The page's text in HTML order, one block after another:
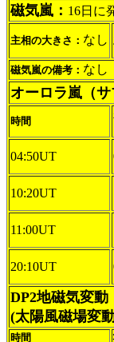
磁気嵐： 16日に
主相の大きさ： なし
磁気嵐の備考： なし
オーロラ嵐（サ
時間
04:50UT
10:20UT
11:00UT
20:10UT
DP2地磁気変動
(太陽風磁場変
時間